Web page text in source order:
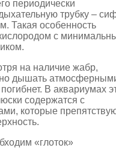
периодически
трубку –
Такая особенность
с
на наличие жабр,
дышать
В аквариумах
содержатся с
которые
«глоток»